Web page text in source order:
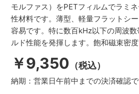
モルファス）をPETフィルムでラミ
性材料です。薄型、軽量フラットシ
容易です。特に数百kHz以下の周波
ルド性能を発揮します。飽和磁束密
￥9,350 （税込）
納期：営業日午前中までの決済確認